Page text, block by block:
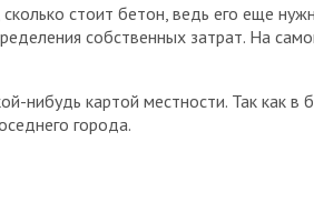
стоит бетон, ведь его еще
собственных затрат. На
нибудь картой местности. Так как
города.